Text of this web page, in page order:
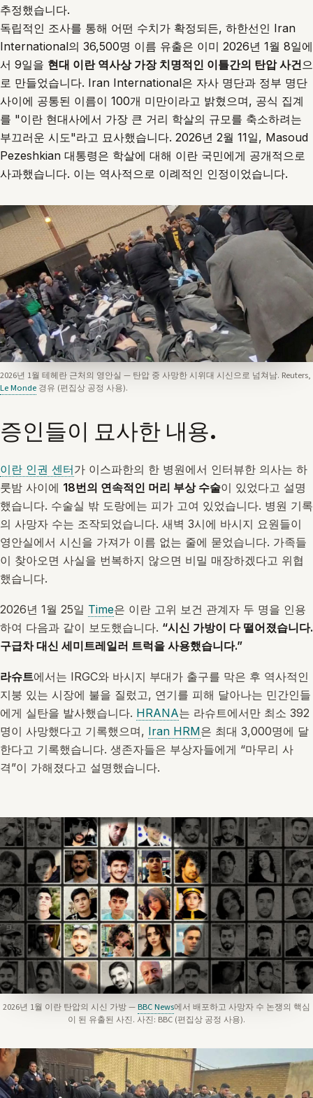
추정했습니다.
독립적인 조사를 통해 어떤 수치가 확정되든, 하한선인 Iran
International의 36,500명 이름 유출은 이미 2026년 1월 8일에
서 9일을 현대 이란 역사상 가장 치명적인 이틀간의 탄압 사건으
로 만들었습니다. Iran International은 자사 명단과 정부 명단
사이에 공통된 이름이 100개 미만이라고 밝혔으며, 공식 집계
를 "이란 현대사에서 가장 큰 거리 학살의 규모를 축소하려는
부끄러운 시도"라고 묘사했습니다. 2026년 2월 11일, Masoud
Pezeshkian 대통령은 학살에 대해 이란 국민에게 공개적으로
사과했습니다. 이는 역사적으로 이례적인 인정이었습니다.
2026년 1월 테헤란 근처의 영안실 — 탄압 중 사망한 시위대 시신으로 넘쳐남. Reuters,
Le Monde 경유 (편집상 공정 사용).
증인들이 묘사한 내용.
이란 인권 센터가 이스파한의 한 병원에서 인터뷰한 의사는 하
룻밤 사이에 18번의 연속적인 머리 부상 수술이 있었다고 설명
했습니다. 수술실 밖 도랑에는 피가 고여 있었습니다. 병원 기록
의 사망자 수는 조작되었습니다. 새벽 3시에 바시지 요원들이
영안실에서 시신을 가져가 이름 없는 줄에 묻었습니다. 가족들
이 찾아오면 사실을 번복하지 않으면 비밀 매장하겠다고 위협
했습니다.
2026년 1월 25일 Time은 이란 고위 보건 관계자 두 명을 인용
하여 다음과 같이 보도했습니다. “시신 가방이 다 떨어졌습니다.
구급차 대신 세미트레일러 트럭을 사용했습니다.”
라슈트에서는 IRGC와 바시지 부대가 출구를 막은 후 역사적인
지붕 있는 시장에 불을 질렀고, 연기를 피해 달아나는 민간인들
에게 실탄을 발사했습니다. HRANA는 라슈트에서만 최소 392
명이 사망했다고 기록했으며, Iran HRM은 최대 3,000명에 달
한다고 기록했습니다. 생존자들은 부상자들에게 “마무리 사
격”이 가해졌다고 설명했습니다.
2026년 1월 이란 탄압의 시신 가방 —BBC News에서 배포하고 사망자 수 논쟁의 핵심
이 된 유출된 사진. 사진: BBC (편집상 공정 사용).